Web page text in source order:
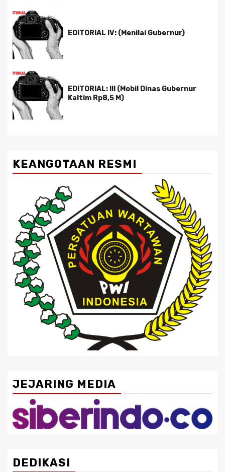
EDITORIAL IV: (Menilai Gubernur)
EDITORIAL: III (Mobil Dinas Gubernur
Kaltim Rp8,5 M)
KEANGOTAAN RESMI
JEJARING MEDIA
DEDIKASI